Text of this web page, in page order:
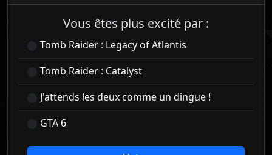
Vous êtes plus excité par :
Tomb Raider : Legacy of Atlantis
Tomb Raider : Catalyst
J'attends les deux comme un dingue !
GTA 6